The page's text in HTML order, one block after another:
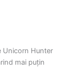
Unicorn Hunter
mai puțin